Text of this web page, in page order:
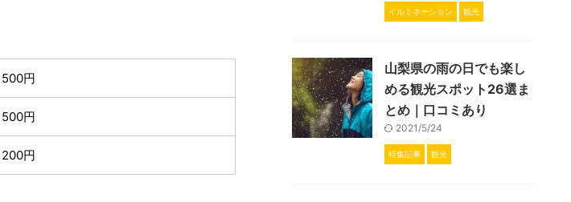
500円
500円
200円
イルミネーション 観光
山梨県の雨の日でも楽し
める観光スポット26選ま
とめ｜口コミあり
2021/5/24
特集記事 観光